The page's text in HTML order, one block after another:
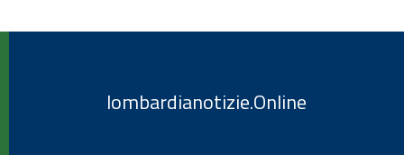
lombardianotizie.Online